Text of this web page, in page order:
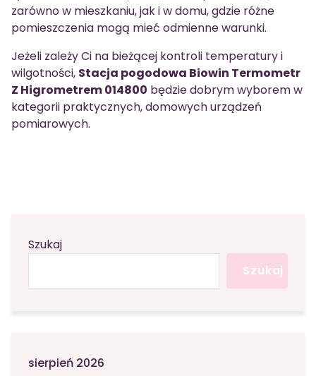
zarówno w mieszkaniu, jak i w domu, gdzie różne
pomieszczenia mogą mieć odmienne warunki.
Jeżeli zależy Ci na bieżącej kontroli temperatury i
wilgotności, Stacja pogodowa Biowin Termometr
Z Higrometrem 014800 będzie dobrym wyborem w
kategorii praktycznych, domowych urządzeń
pomiarowych.
Szukaj
Szukaj
sierpień 2026